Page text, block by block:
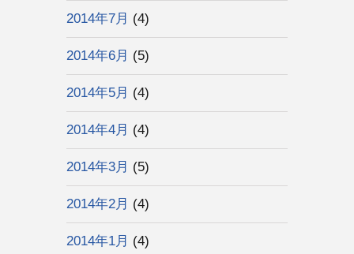
2014年7月 (4)
2014年6月 (5)
2014年5月 (4)
2014年4月 (4)
2014年3月 (5)
2014年2月 (4)
2014年1月 (4)